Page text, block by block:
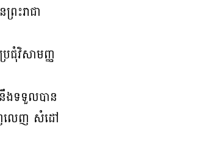
ះរាជា
ជុំវិសាមញ្ញ
ងទទួលបាន
ញលេញ សំដៅ